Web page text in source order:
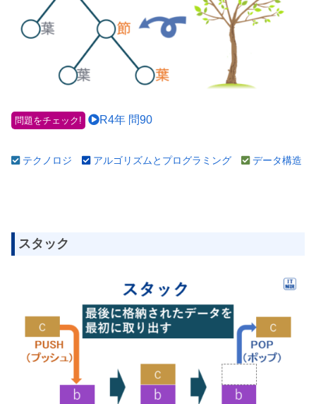
問題をチェック! R4年 問90
テクノロジ アルゴリズムとプログラミング データ構造
スタック